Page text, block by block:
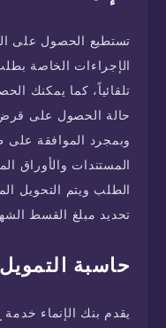
تستطيع الحصول على
الإجراءات الخاصة
تلقائياً، كما يمكنك
حالة الحصول على قرض
وبمجرد الموافقة على
المستندات والأوراق
الطلب ويتم التحويل
تحديد مبلغ القسط
حاسبة
يقدم بنك الإنماء خدمة